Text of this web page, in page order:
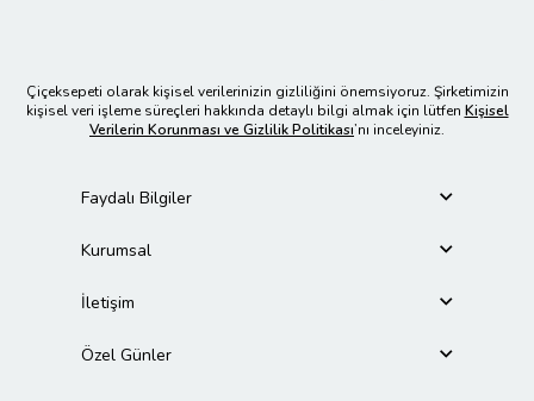
Çiçeksepeti olarak kişisel verilerinizin gizliliğini önemsiyoruz. Şirketimizin
kişisel veri işleme süreçleri hakkında detaylı bilgi almak için lütfen Kişisel
Verilerin Korunması ve Gizlilik Politikası’nı inceleyiniz.
Faydalı Bilgiler
Kurumsal
İletişim
Özel Günler